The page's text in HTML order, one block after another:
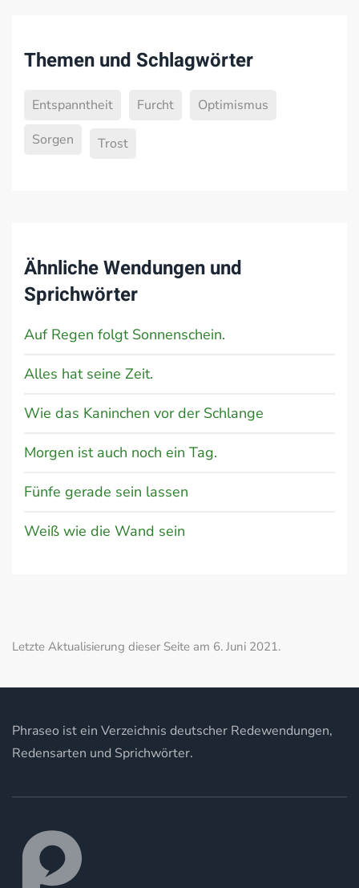
Themen und Schlagwörter
Entspanntheit Furcht
Optimismus
Sorgen
Trost
Ähnliche Wendungen und
Sprichwörter
Auf Regen folgt Sonnenschein.
Alles hat seine Zeit.
Wie das Kaninchen vor der Schlange
Morgen ist auch noch ein Tag.
Fünfe gerade sein lassen
Weiß wie die Wand sein
Letzte Aktualisierung dieser Seite am 6. Juni 2021.
Phraseo ist ein Verzeichnis deutscher Redewendungen,
Redensarten und Sprichwörter.